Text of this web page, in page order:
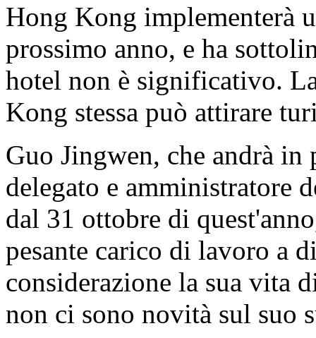
Hong Kong implementerà
prossimo anno, e ha
hotel non è significativo.
Kong stessa può attirare
Guo Jingwen, che andrà in
delegato e amministratore
dal 31 ottobre di
pesante carico di lavoro a
considerazione la sua vita
non ci sono novità sul suo